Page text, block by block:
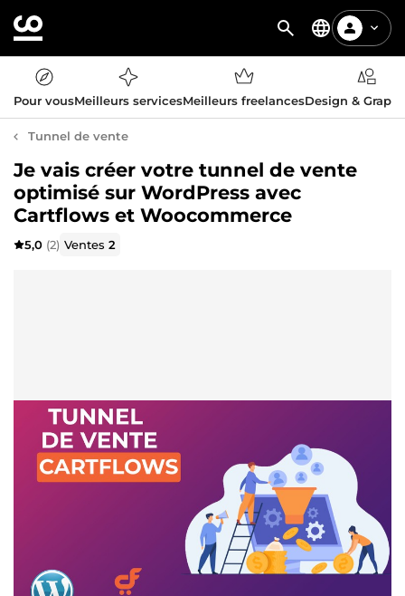
Pour vousMeilleurs servicesMeilleurs freelancesDesign &
Tunnel de vente
Je vais créer votre tunnel de vente
optimisé sur WordPress avec
Cartflows et Woocommerce
5,0 (2) Ventes2